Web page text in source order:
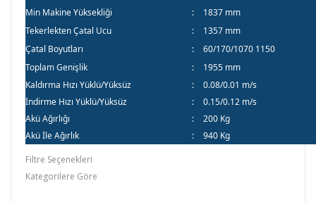
Min Makine Yüksekliği
:
1837 mm
Tekerlekten Çatal Ucu
:
1357 mm
Çatal Boyutları
:
60/170/1070 1150
Toplam Genişlik
:
1955 mm
Kaldırma Hızı Yüklü/Yüksüz
:
0.08/0.01 m/s
İndirme Hızı Yüklü/Yüksüz
:
0.15/0.12 m/s
Akü Ağırlığı
:
200 Kg
Akü İle Ağırlık
:
940 Kg
Filtre Seçenekleri
Kategorilere Göre